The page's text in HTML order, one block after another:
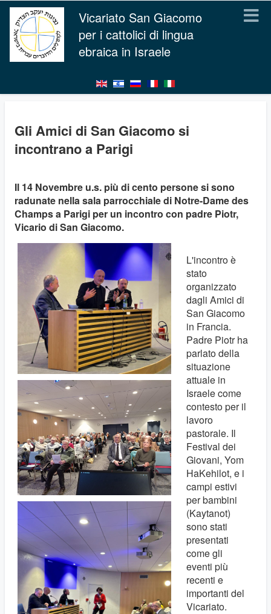
Vicariato San Giacomo
per i cattolici di lingua
ebraica in Israele
Gli Amici di San Giacomo si
incontrano a Parigi
Il 14 Novembre u.s. più di cento persone si sono
radunate nella sala parrocchiale di Notre-Dame des
Champs a Parigi per un incontro con padre Piotr,
Vicario di San Giacomo.
L'incontro è
stato
organizzato
dagli Amici di
San Giacomo
in Francia.
Padre Piotr ha
parlato della
situazione
attuale in
Israele come
contesto per il
lavoro
pastorale. Il
Festival dei
Giovani, Yom
HaKehilot, e i
campi estivi
per bambini
(Kaytanot)
sono stati
presentati
come gli
eventi più
recenti e
importanti del
Vicariato.